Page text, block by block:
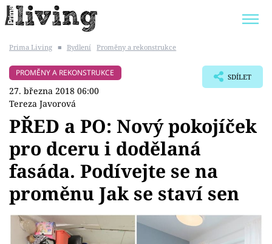
BYDLENÍ SLAVNÝCH
ZAHRADA
Témata
Bydlení
Zahrada
Prima Living ■ Bydlení Proměny a rekonstrukce
PROMĚNY A REKONSTRUKCE
27. března 2018 06:00
Tereza Javorová
SDÍLET
PŘED a PO: Nový pokojíček
pro dceru i dodělaná
fasáda. Podívejte se na
proměnu Jak se staví sen